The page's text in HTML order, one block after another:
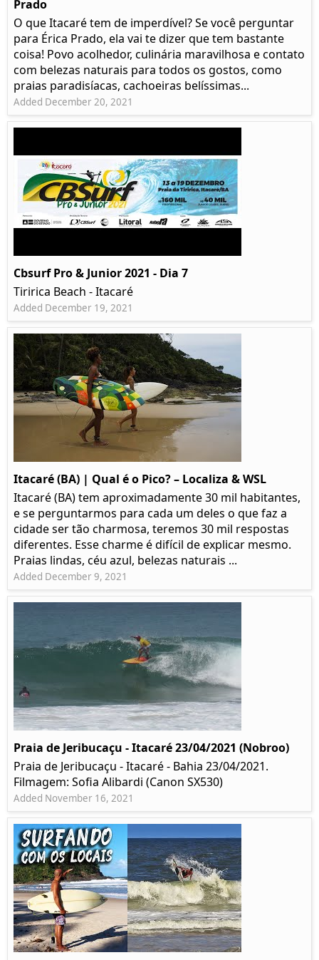
Prado​
O que Itacaré tem de imperdível? Se você perguntar
para Érica Prado, ela vai te dizer que tem bastante
coisa!​ Povo acolhedor, culinária maravilhosa e contato
com belezas naturais para todos os gostos, como
praias paradisíacas, cachoeiras belíssimas...
Added December 20, 2021
Cbsurf Pro & Junior 2021 - Dia 7
Tiririca Beach - Itacaré
Added December 19, 2021
Itacaré (BA) | Qual é o Pico? – Localiza & WSL​​
Itacaré (BA) tem aproximadamente 30 mil habitantes,
e se perguntarmos para cada um deles o que faz a
cidade ser tão charmosa, teremos 30 mil respostas
diferentes. Esse charme é difícil de explicar mesmo.
Praias lindas, céu azul, belezas naturais ...
Added December 9, 2021
Praia de Jeribucaçu - Itacaré 23/04/2021 (Nobroo)
Praia de Jeribucaçu - Itacaré - Bahia 23/04/2021.
Filmagem: Sofia Alibardi (Canon SX530)
Added November 16, 2021